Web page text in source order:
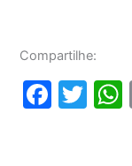
Compartilhe:
F
T